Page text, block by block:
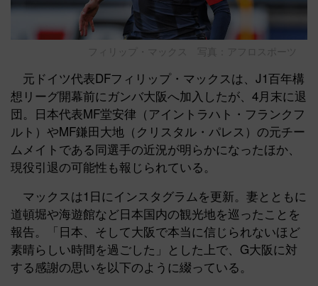
フィリップ・マックス 写真：アフロスポーツ
元ドイツ代表DFフィリップ・マックスは、J1百年構
想リーグ開幕前にガンバ大阪へ加入したが、4月末に退
団。日本代表MF堂安律（アイントラハト・フランクフ
ルト）やMF鎌田大地（クリスタル・パレス）の元チー
ムメイトである同選手の近況が明らかになったほか、
現役引退の可能性も報じられている。
マックスは1日にインスタグラムを更新。妻とともに
道頓堀や海遊館など日本国内の観光地を巡ったことを
報告。「日本、そして大阪で本当に信じられないほど
素晴らしい時間を過ごした」とした上で、G大阪に対
する感謝の思いを以下のように綴っている。